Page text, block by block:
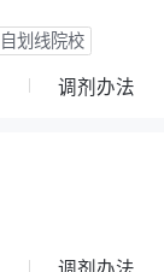
自划线院校
调剂办法